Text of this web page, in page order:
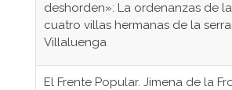
deshorden»: La ordenanzas de
cuatro villas hermanas de la
Villaluenga
El Frente Popular. Jimena de la